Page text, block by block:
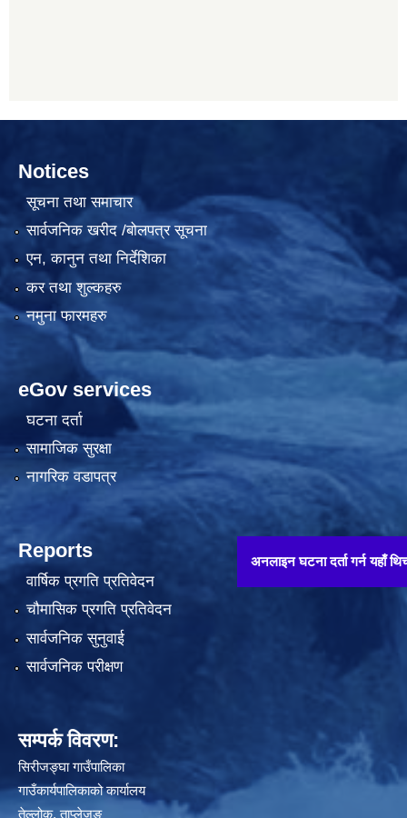
अनलाइन घटना दर्ता गर्न यहाँ थिच्नुहोस् !!
Notices
सूचना तथा समाचार
सार्वजनिक खरीद /बोलपत्र सूचना
एन, कानुन तथा निर्देशिका
कर तथा शुल्कहरु
नमुना फारमहरु
eGov services
घटना दर्ता
सामाजिक सुरक्षा
नागरिक वडापत्र
Reports
वार्षिक प्रगति प्रतिवेदन
चौमासिक प्रगति प्रतिवेदन
सार्वजनिक सुनुवाई
सार्वजनिक परीक्षण
सम्पर्क विवरण:
सिरीजङ्घा गाउँपालिका
गाउँकार्यपालिकाको कार्यालय
तेल्लोक, ताप्लेजुङ